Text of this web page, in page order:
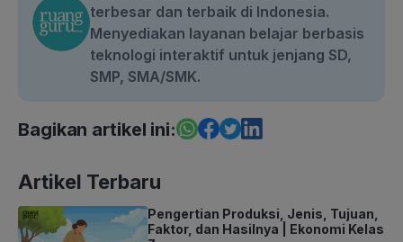
terbesar dan terbaik di Indonesia.
Menyediakan layanan belajar berbasis
teknologi interaktif untuk jenjang SD,
SMP, SMA/SMK.
Bagikan artikel ini:
Artikel Terbaru
Pengertian Produksi, Jenis, Tujuan,
Faktor, dan Hasilnya | Ekonomi Kelas